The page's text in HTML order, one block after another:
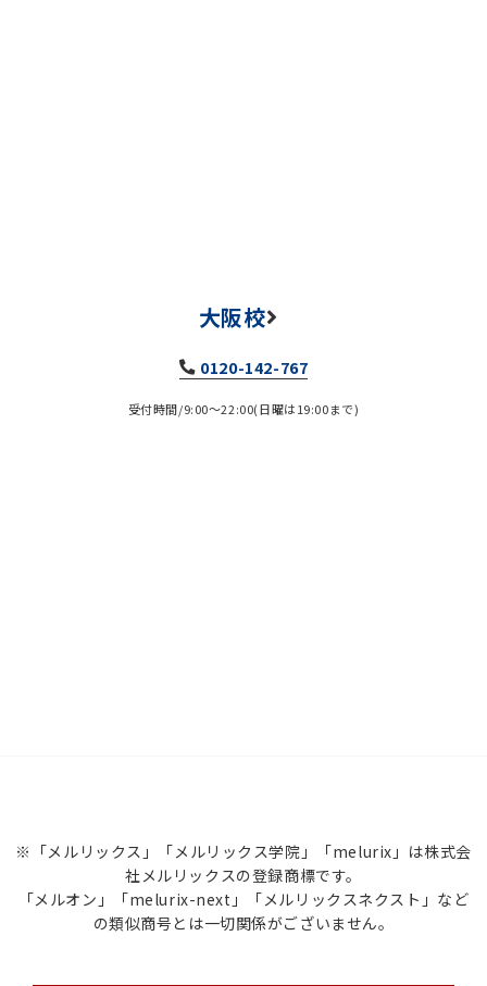
大阪校
0120-142-767
受付時間/9:00～22:00(日曜は19:00まで)
※「メルリックス」「メルリックス学院」「melurix」は株式会
社メルリックスの登録商標です。
「メルオン」「melurix-next」「メルリックスネクスト」など
の類似商号とは一切関係がございません。